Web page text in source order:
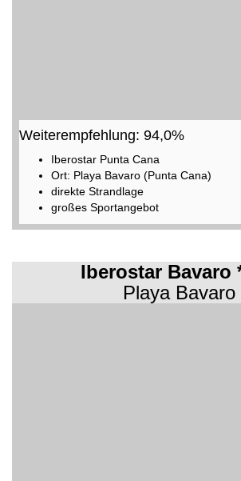
Weiterempfehlung: 94,0%
Iberostar Punta Cana
Ort: Playa Bavaro (Punta Cana)
direkte Strandlage
großes Sportangebot
Iberostar Bavaro
Playa Bavaro